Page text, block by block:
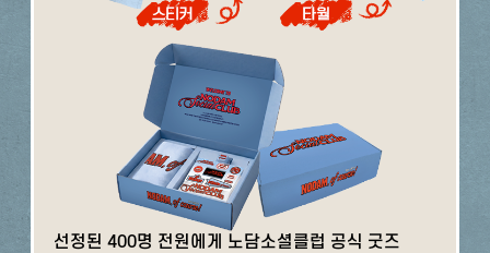
선정된 400명 전원에게 노담소셜클럽 공식 굿즈